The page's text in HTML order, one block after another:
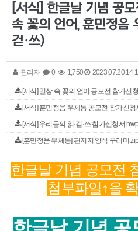
[서식] 한글날 기념 공
속 꽃의 언어, 훈민정음
걷·쓰)
관리자 0 1,750 2023.07.20
[서식] 일상 속 꽃의 언어 공모전 참가신
[서식] 훈민정음 우체통 공모전 참가신
[서식] 우리들의 읽·걷·쓰 참가신청서
[훈민정음 우체통] 편지지 양식 꾸러미
한글날 기념 공모전
첨부파일↑을